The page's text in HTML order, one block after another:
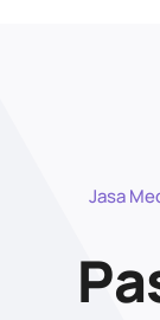
Jasa